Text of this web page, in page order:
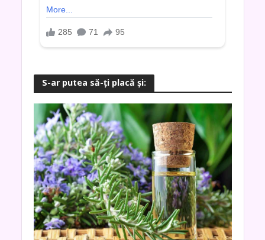
S-ar putea să-ţi placă şi: